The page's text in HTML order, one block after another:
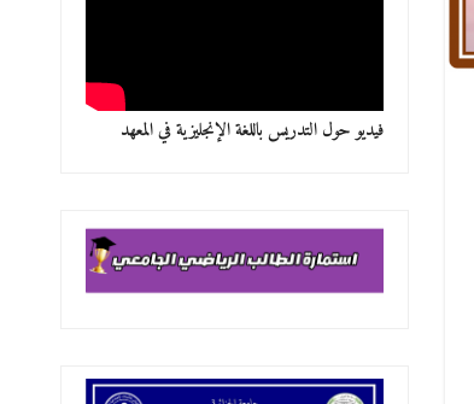
فيديو حول التدريس باللغة الإنجليزية في المعهد